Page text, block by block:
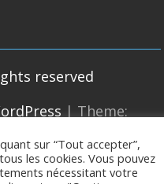
reserved
| Theme:
sur “Tout accepter”,
les cookies. Vous pouvez
nécessitant votre